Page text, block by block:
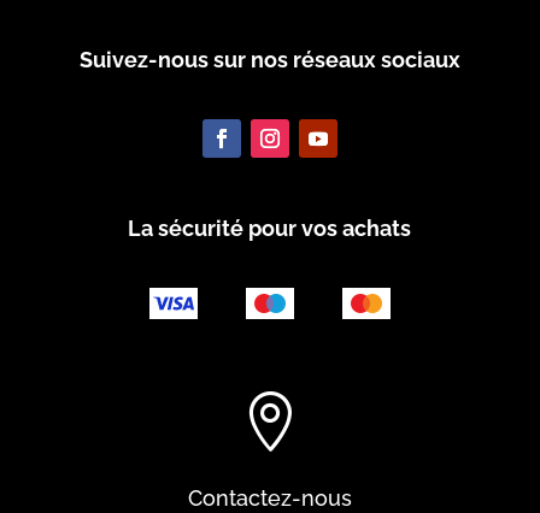
Suivez-nous sur nos réseaux sociaux
La sécurité pour vos achats

Contactez-nous